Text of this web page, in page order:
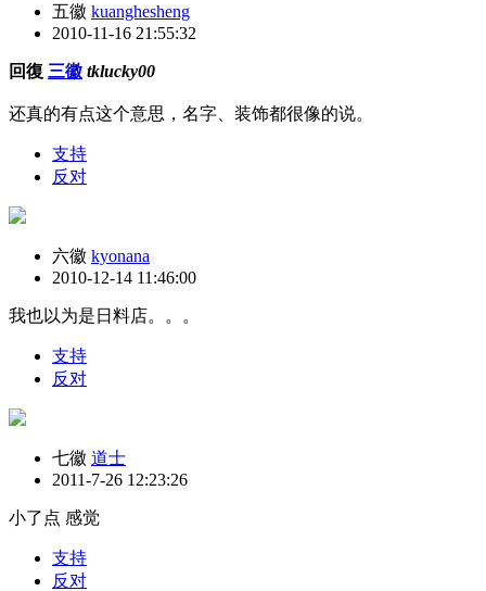
五徽 kuanghesheng
2010-11-16 21:55:32
回復 三徽 tklucky00
还真的有点这个意思，名字、装饰都很像的说。
支持
反对
六徽 kyonana
2010-12-14 11:46:00
我也以为是日料店。。。
支持
反对
七徽 道士
2011-7-26 12:23:26
小了点 感觉
支持
反对